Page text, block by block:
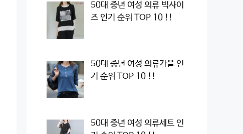
50대 중년 여성 의류 빅사이
즈 인기 순위 TOP 10 !!
50대 중년 여성 의류가을 인
기 순위 TOP 10 !!
50대 중년 여성 의류세트 인